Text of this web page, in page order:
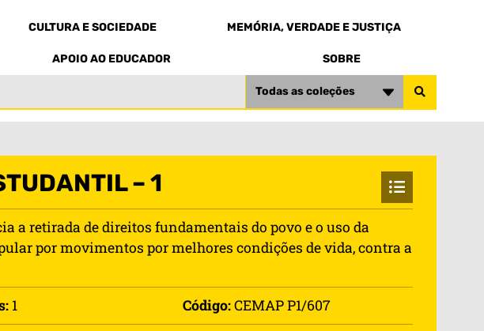
CULTURA E SOCIEDADE MEMÓRIA, VERDADE E JUSTIÇA
APOIO AO EDUCADOR SOBRE
Todas as coleções
– 1
a retirada de direitos fundamentais do povo e o uso da
por movimentos por melhores condições de vida, contra a
1 Código:CEMAP P1/607